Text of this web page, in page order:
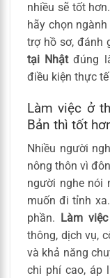
nhiều sẽ tốt
hãy chọn
trợ hồ sơ, đánh
tại Nhậtđúng
điều kiện thực
Làm việc ở
Bản thì tốt
Nhiều người
nông thôn vì
người nghe nói
muốn đi tỉnh
phần.
Làm
thông, dịch vụ,
và khả năng
chi phí cao, áp